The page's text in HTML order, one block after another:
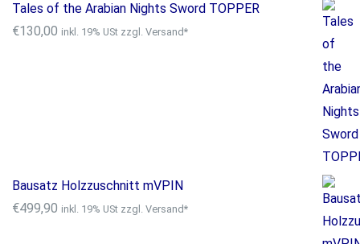
Tales of the Arabian Nights Sword TOPPER
€130,00 inkl. 19% USt zzgl. Versand*
Bausatz Holzzuschnitt mVPIN
€499,90 inkl. 19% USt zzgl. Versand*